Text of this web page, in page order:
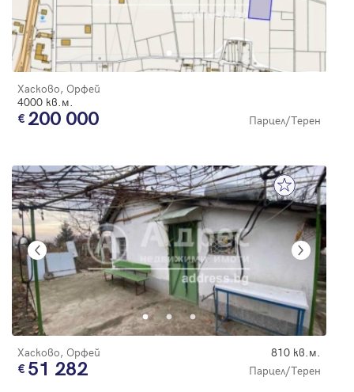
Хасково, Орфей
4000 кв.м.
200 000 Парцел/Терен
Хасково, Орфей 810 кв.м.
51 282 Парцел/Терен